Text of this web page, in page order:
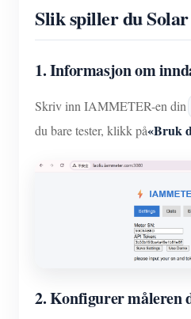
Slik spiller du
1. Informasjon om
Skriv inn IAMMETER-en din
du bare tester, klikk på«Bruk
2. Konfigurer måleren